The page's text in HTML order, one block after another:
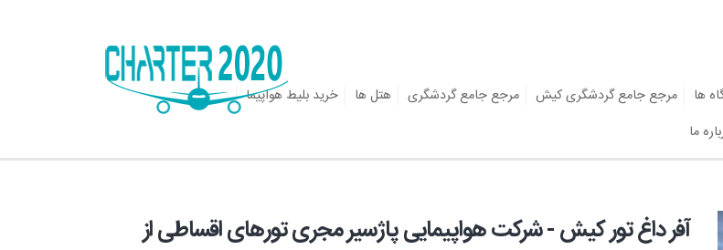
ها مرجع جامع گردشگری کیش مرجع جامع گردشگری هتل ها
خرید بلیط هواپیما
ما
آفر داغ تور کیش - شرکت هواپیمایی پاژسیر مجری تورهای اقساطی از